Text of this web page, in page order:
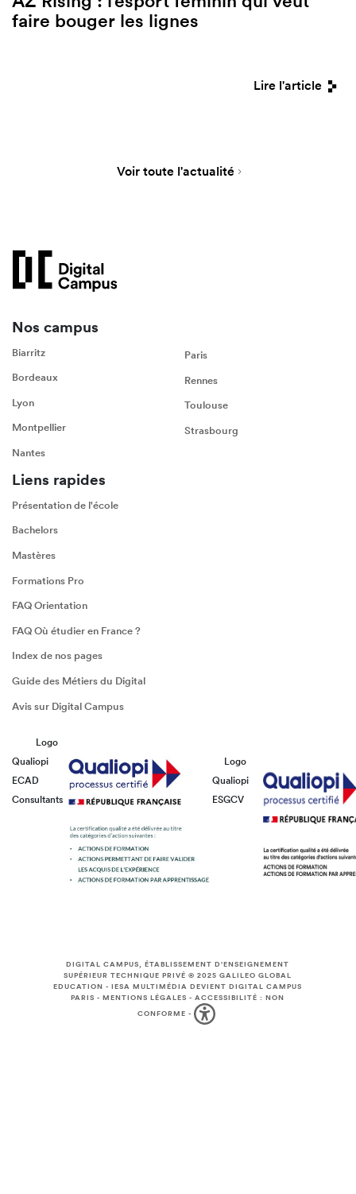
faire bouger les lignes
Lire l'article
Voir toute l'actualité
Nos campus
Biarritz
Bordeaux
Lyon
Montpellier
Nantes
Paris
Rennes
Toulouse
Strasbourg
Liens rapides
Présentation de l'école
Bachelors
Mastères
Formations Pro
FAQ Orientation
FAQ Où étudier en France ?
Index de nos pages
Guide des Métiers du Digital
Avis sur Digital Campus
Logo
Qualiopi
ECAD
Consultants
Logo
Qualiopi
ESGCV
DIGITAL CAMPUS, ÉTABLISSEMENT D'ENSEIGNEMENT
SUPÉRIEUR TECHNIQUE PRIVÉ © 2025GALILEO GLOBAL
EDUCATION -IESA MULTIMÉDIA DEVIENT DIGITAL CAMPUS
PARIS -MENTIONS LÉGALES -ACCESSIBILITÉ : NON
CONFORME -